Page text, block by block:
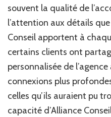
souvent la qualité de
l’attention aux détails
Conseil apportent à
certains clients ont
personnalisée de
connexions plus
celles qu’ils auraient pu
capacité d’Alliance